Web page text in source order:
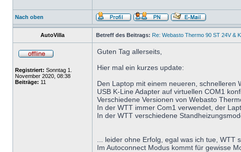
Nach oben
AutoVilla Betreff des Beitrags: Re: Webasto Thermo 90 ST 24V &
Registriert: Sonntag 1.
November 2020, 08:38
Beiträge: 11
Guten Tag allerseits,
Hier mal ein kurzes update:
Den Laptop mit einem neueren, schnelleren
USB K-Line Adapter auf virtuellen COM1
Verschiedene Versionen von Webasto
In der WTT immer Com1 verwendet, der
In der WTT verschiedene
... leider ohne Erfolg, egal was ich tue,
Im Autoconnect Modus kommt für gewisse